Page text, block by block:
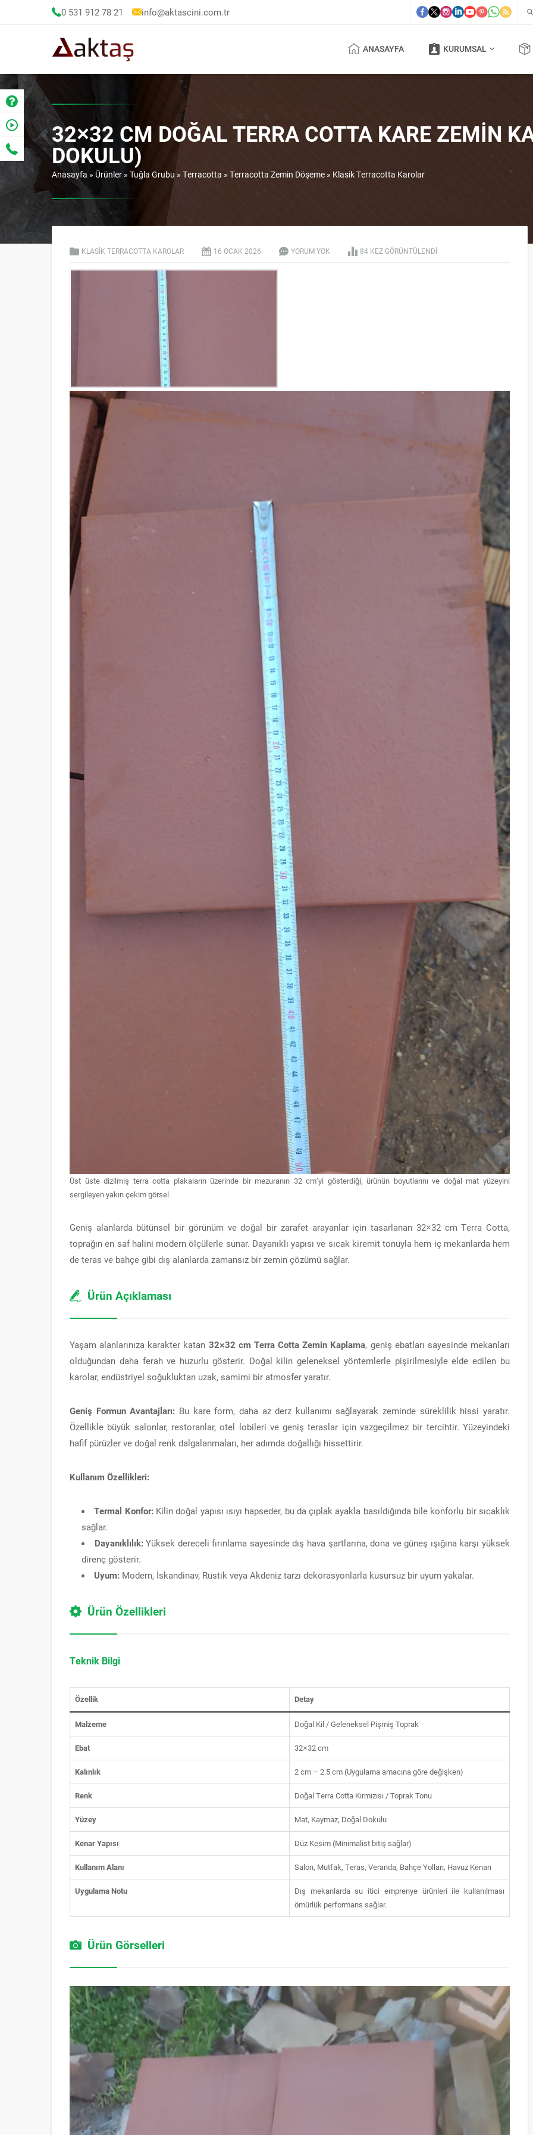
0 531 912 78 21 info@aktascini.com.tr
ANASAYFA KURUMSAL
32×32 CM DOĞAL TERRA COTTA KARE ZEMIN
DOKULU)
Anasayfa » Ürünler » Tuğla Grubu » Terracotta » Terracotta Zemin Döşeme » Klasik Terracotta Karolar
KLASIK TERRACOTTA KAROLAR 16 OCAK 2026 YORUM YOK 84 KEZ GÖRÜNTÜLENDI
Üst üste dizilmiş terra cotta plakaların üzerinde bir mezuranın 32 cm’yi gösterdiği, ürünün boyutlarını ve doğal mat yüzeyini
sergileyen yakın çekim görsel.
Geniş alanlarda bütünsel bir görünüm ve doğal bir zarafet arayanlar için tasarlanan 32×32 cm Terra Cotta,
toprağın en saf halini modern ölçülerle sunar. Dayanıklı yapısı ve sıcak kiremit tonuyla hem iç mekanlarda hem
de teras ve bahçe gibi dış alanlarda zamansız bir zemin çözümü sağlar.
Ürün Açıklaması
Yaşam alanlarınıza karakter katan 32×32 cm Terra Cotta Zemin Kaplama, geniş ebatları sayesinde mekanları
olduğundan daha ferah ve huzurlu gösterir. Doğal kilin geleneksel yöntemlerle pişirilmesiyle elde edilen bu
karolar, endüstriyel soğukluktan uzak, samimi bir atmosfer yaratır.
Geniş Formun Avantajları: Bu kare form, daha az derz kullanımı sağlayarak zeminde süreklilik hissi yaratır.
Özellikle büyük salonlar, restoranlar, otel lobileri ve geniş teraslar için vazgeçilmez bir tercihtir. Yüzeyindeki
hafif pürüzler ve doğal renk dalgalanmaları, her adımda doğallığı hissettirir.
Kullanım Özellikleri:
Termal Konfor:Kilin doğal yapısı ısıyı hapseder, bu da çıplak ayakla basıldığında bile konforlu bir sıcaklık
sağlar.
Dayanıklılık:Yüksek dereceli fırınlama sayesinde dış hava şartlarına, dona ve güneş ışığına karşı yüksek
direnç gösterir.
Uyum: Modern, İskandinav, Rustik veya Akdeniz tarzı dekorasyonlarla kusursuz bir uyum yakalar.
Ürün Özellikleri
Teknik Bilgi
Özellik Detay
Malzeme Doğal Kil / Geleneksel Pişmiş Toprak
Ebat 32×32 cm
Kalınlık 2 cm – 2.5 cm (Uygulama amacına göre değişken)
Renk Doğal Terra Cotta Kırmızısı / Toprak Tonu
Yüzey Mat, Kaymaz, Doğal Dokulu
Kenar Yapısı Düz Kesim (Minimalist bitiş sağlar)
Kullanım Alanı Salon, Mutfak, Teras, Veranda, Bahçe Yolları, Havuz Kenarı
Uygulama Notu
Dış mekanlarda su itici emprenye ürünleri ile kullanılması
ömürlük performans sağlar.
Ürün Görselleri
KILIT TAŞI GRI